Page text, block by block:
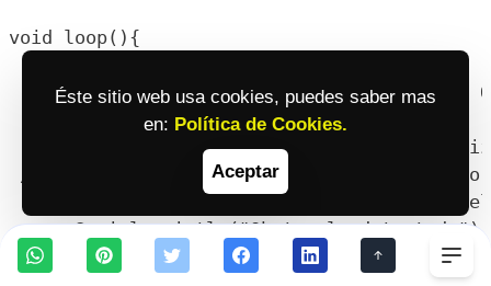
void loop(){
//señal de salida tipo TTL: BAJO NIVEL =
value = digitalRead(sensorPin );  //
//Iniciamos la condición de funcionamiento
if (value == LOW) {               // Si
Serial.println("Obstaculo
digitalWrite(LED, HIGH);     //Y
Éste sitio web usa cookies, puedes saber mas
en: Política de Cookies.
Aceptar